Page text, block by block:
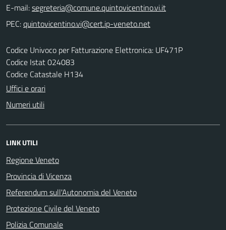
E-mail:
PEC:
Codice Univoco per Fatturazione Elettronica: UF471P
Codice Istat 024083
Codice Catastale H134
Uffici e orari
Numeri utili
LINK UTILI
Regione Veneto
Provincia di Vicenza
Referendum sull'Autonomia del Veneto
Protezione Civile del Veneto
Polizia Comunale